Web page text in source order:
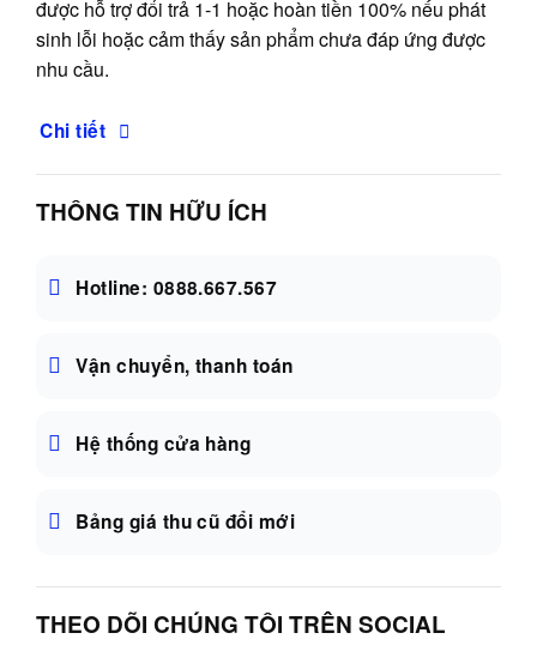
được hỗ trợ đổi trả 1-1 hoặc hoàn tiền 100% nếu phát
sinh lỗi hoặc cảm thấy sản phẩm chưa đáp ứng được
nhu cầu.
Chi tiết
THÔNG TIN HỮU ÍCH
Hotline: 0888.667.567
Vận chuyển, thanh toán
Hệ thống cửa hàng
Bảng giá thu cũ đổi mới
THEO DÕI CHÚNG TÔI TRÊN SOCIAL